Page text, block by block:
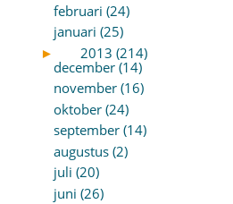
februari (24)
januari (25)
►
2013 (214)
december (14)
november (16)
oktober (24)
september (14)
augustus (2)
juli (20)
juni (26)